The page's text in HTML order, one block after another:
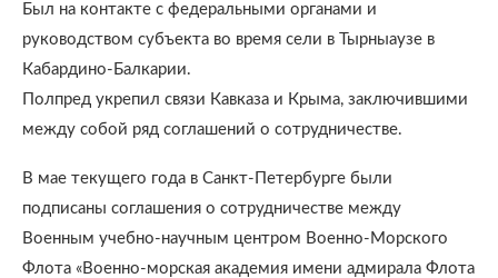
Был на контакте с федеральными органами и
руководством субъекта во время сели в Тырныаузе в
Кабардино-Балкарии.
Полпред укрепил связи Кавказа и Крыма, заключившими
между собой ряд соглашений о сотрудничестве.
В мае текущего года в Санкт-Петербурге были
подписаны соглашения о сотрудничестве между
Военным учебно-научным центром Военно-Морского
Флота «Военно-морская академия имени адмирала Флота